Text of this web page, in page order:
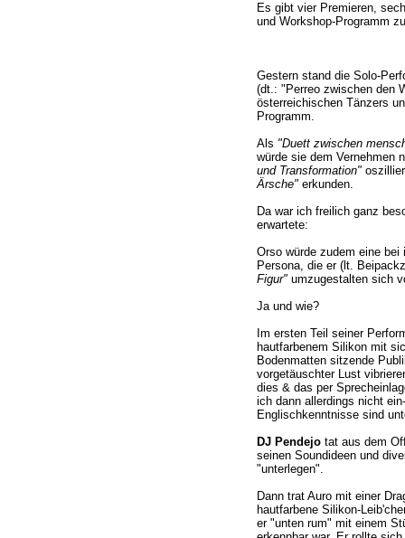
Es gibt vier Premieren,
und Workshop-Programm
Gestern stand die Solo-
(dt.: "Perreo zwischen den
österreichischen Tänzers
Programm.
Als "Duett zwischen
würde sie dem Vernehmen
und Transformation"
Ärsche"erkunden.
Da war ich freilich ganz
erwartete:
Orso würde zudem eine bei
Persona, die er (lt.
Figur"umzugestalten sich
Ja und wie?
Im ersten Teil seiner
hautfarbenem Silikon mit
Bodenmatten sitzende
vorgetäuschter Lust
dies & das per
ich dann allerdings nicht
Englischkenntnisse sind
DJ Pendejotat aus dem
seinen Soundideen und
"unterlegen".
Dann trat Auro mit einer
hautfarbene Silikon-
er "unten rum" mit einem